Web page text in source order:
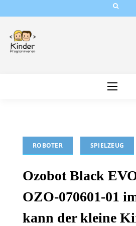
content
ROBOTER SPIELZEUG
Ozobot Black
OZO-070601-01
kann der kleine